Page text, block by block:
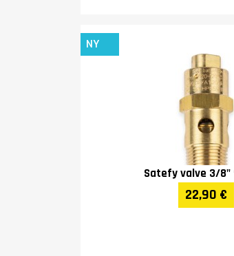
NY
Satefy valve 3/8"
22,90 €